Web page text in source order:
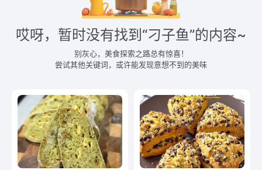
哎呀，暂时没有找到“刁子鱼”的内容~
别灰心，美食探索之路总有惊喜！
尝试其他关键词，或许能发现意想不到的美味